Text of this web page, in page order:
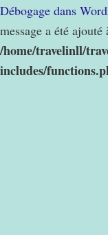
Débogage dans
message a été
/home/travelinll/
includes/